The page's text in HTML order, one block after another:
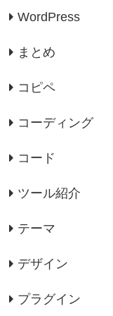
WordPress
まとめ
コピペ
コーディング
コード
ツール紹介
テーマ
デザイン
プラグイン